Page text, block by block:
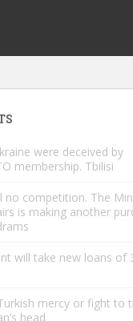
were deceived by
membership. Tbilisi
no competition. The
is making another
will take new loans of
mercy or fight to
head